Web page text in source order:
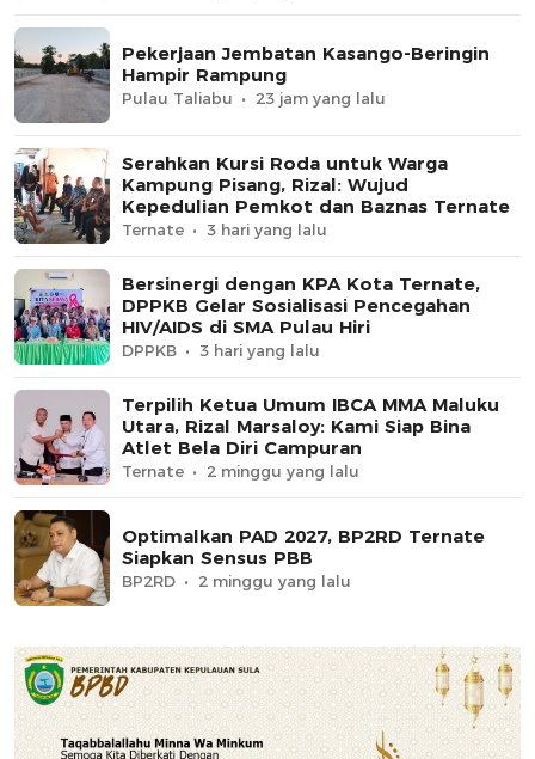
Pekerjaan Jembatan Kasango-Beringin
Hampir Rampung
Pulau Taliabu 23 jam yang lalu
Serahkan Kursi Roda untuk Warga
Kampung Pisang, Rizal: Wujud
Kepedulian Pemkot dan Baznas Ternate
Ternate 3 hari yang lalu
Bersinergi dengan KPA Kota Ternate,
DPPKB Gelar Sosialisasi Pencegahan
HIV/AIDS di SMA Pulau Hiri
DPPKB 3 hari yang lalu
Terpilih Ketua Umum IBCA MMA Maluku
Utara, Rizal Marsaloy: Kami Siap Bina
Atlet Bela Diri Campuran
Ternate 2 minggu yang lalu
Optimalkan PAD 2027, BP2RD Ternate
Siapkan Sensus PBB
BP2RD 2 minggu yang lalu